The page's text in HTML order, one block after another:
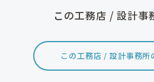
この工務店 / 設計事
この工務店 / 設計事務所